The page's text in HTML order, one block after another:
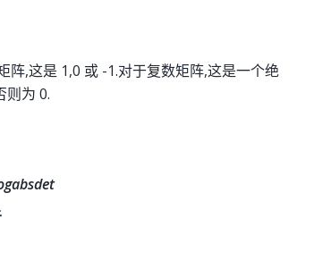
阵,这是 1,0 或 -1.对于复数矩阵,这是一个绝
则为 0.